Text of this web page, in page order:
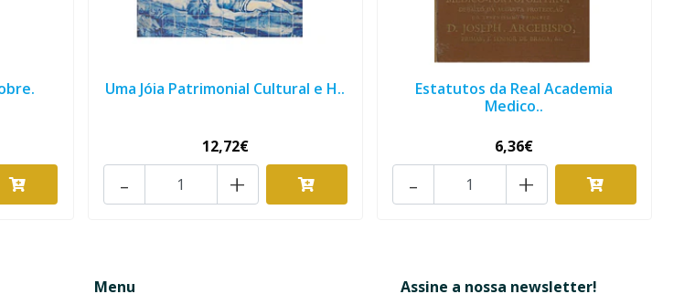
Uma Jóia Patrimonial Cultural e H..
12,72€
+
-
Estatutos da Real Academia
Medico..
6,36€
+
-
Menu Assine a nossa newsletter!